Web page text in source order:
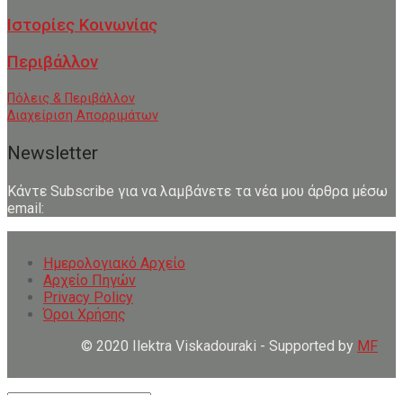
Ιστορίες Κοινωνίας
Περιβάλλον
Πόλεις & Περιβάλλον
Διαχείριση Απορριμάτων
Newsletter
Κάντε Subscribe για να λαμβάνετε τα νέα μου άρθρα μέσω
email:
Ημερολογιακό Αρχείο
Αρχείο Πηγών
Privacy Policy
Όροι Χρήσης
© 2020 Ilektra Viskadouraki - Supported by MF